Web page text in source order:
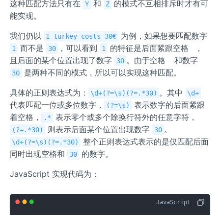
这种匹配方法只有在 Y 和 Z
的模式不互相排斥时才有可
能实现。
我们仍以 1 turkey costs 30€ 为例，如果想要匹配数字
1 而不是 30 ，可以看到 1 的特征是后面紧跟空格
，
且后面的某个位置出现了数字
30 。由于空格 和数字
30 是两种不同的模式，所以可以实现这种匹配。
具体的正则表达式为： \d+(?=\s)(?=.*30) 。其中 \d+
代表匹配一位或多位数字， (?=\s)
表示数字的后面紧跟
着空格，
.* 表示零个或多个除换行符外的任意字符，
(?=.*30) 则表示后面某个位置出现数字 30 。
\d+(?=\s)(?=.*30)
整个正则表达式表示的是仅匹配后面
同时出现空格和
30 的数字。
JavaScript 实现代码为：